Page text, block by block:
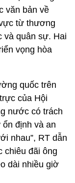
văn bản về
từ thương
và quân sự. Hai
vọng hòa
quốc trên
của Hội
nước có trách
định và an
nhau”, RT dẫn
chiêu đãi ông
dài nhiều giờ